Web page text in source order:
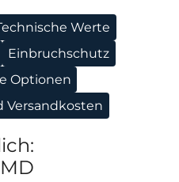
Werte
Einbruchschutz
Optionen
Versandkosten